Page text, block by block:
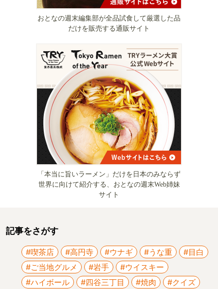
おとなの週末編集部が全品試食して厳選した品
だけを販売する通販サイト
「本当に旨いラーメン」だけを日本のみならず
世界に向けて紹介する、おとなの週末Web姉妹
サイト
記事をさがす
#喫茶店 #高円寺 #ウナギ #うな重
#目白
#ご当地グルメ
#岩手
#ウイスキー
#ハイボール
#四谷三丁目 #焼肉 #クイズ